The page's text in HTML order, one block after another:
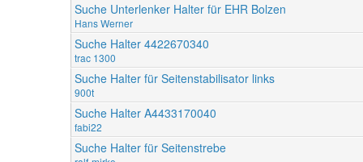
Suche Unterlenker Halter für EHR Bolzen
Hans Werner
Suche Halter 4422670340
trac 1300
Suche Halter für Seitenstabilisator links
900t
Suche Halter A4433170040
fabi22
Suche Halter für Seitenstrebe